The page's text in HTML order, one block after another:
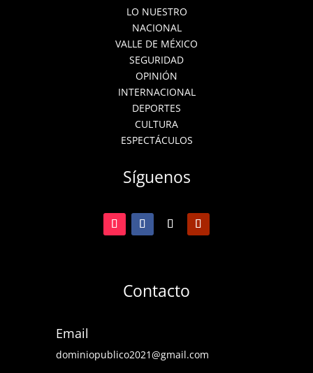
LO NUESTRO
NACIONAL
VALLE DE MÉXICO
SEGURIDAD
OPINIÓN
INTERNACIONAL
DEPORTES
CULTURA
ESPECTÁCULOS
Síguenos
Contacto
Email
dominiopublico2021@gmail.com